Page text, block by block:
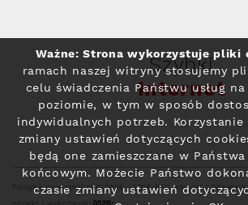
Szybki
Internet
Polityka prywatności© 2004 - 2026 RFC Internet i Telewizja
Ważne: Strona wykorzystuje pliki
ramach naszej witryny stosujemy
celu świadczenia Państwu usług na
poziomie, w tym w sposób
indywidualnych potrzeb.
zmiany ustawień dotyczących
będą one zamieszczane w
końcowym. Możecie Państwo
czasie zmiany ustawień